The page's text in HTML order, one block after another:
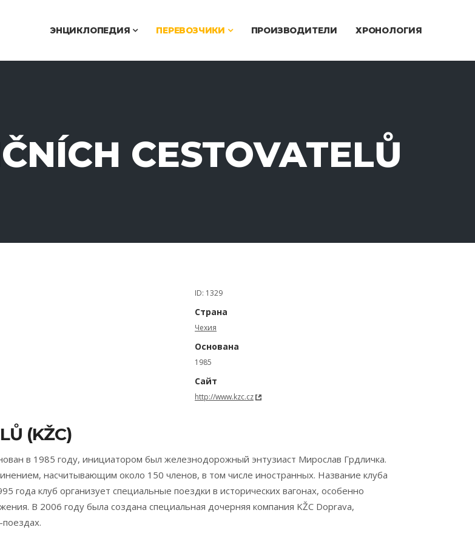
ЭНЦИКЛОПЕДИЯ ПЕРЕВОЗЧИКИ ПРОИЗВОДИТЕЛИ ХРОНОЛОГИЯ
CESTOVATELŮ
ID: 1329
Страна
Чехия
Основана
1985
Сайт
http://www.kzc.cz
(KŽC)
в 1985 году, инициатором был железнодорожный энтузиаст Мирослав Грдличка.
насчитывающим около 150 членов, в том числе иностранных. Название клуба
года клуб организует специальные поездки в исторических вагонах, особенно
В 2006 году была создана специальная дочерняя компания KŽC Doprava,